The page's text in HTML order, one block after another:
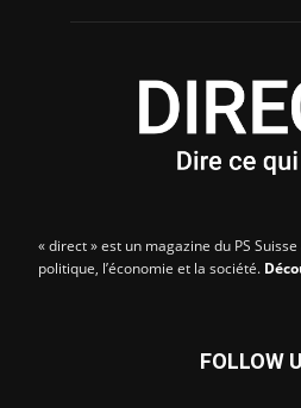
« direct » est un magazine du PS
politique, l’économie et la société.
FOLLOW